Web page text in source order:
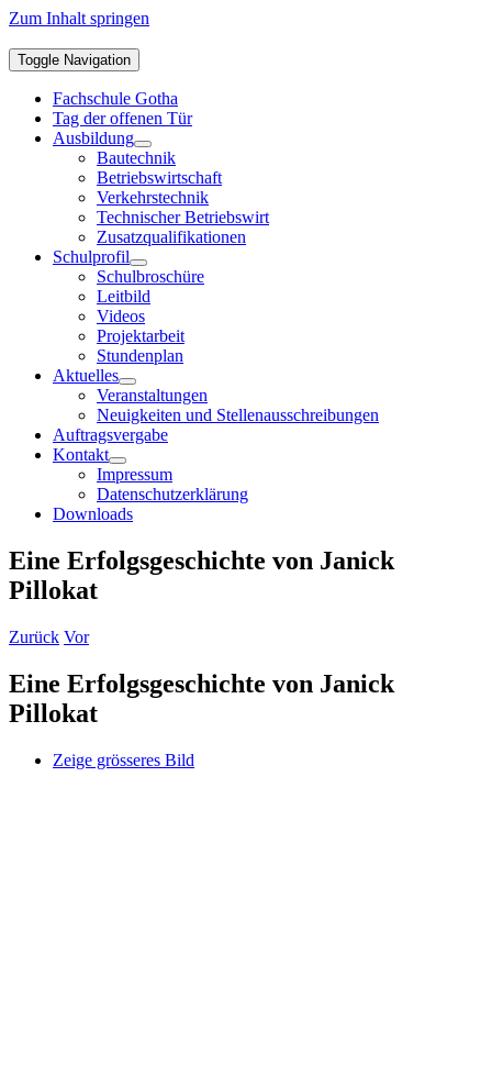
Zum Inhalt springen
Toggle Navigation
Fachschule Gotha
Tag der offenen Tür
Ausbildung
Bautechnik
Betriebswirtschaft
Verkehrstechnik
Technischer Betriebswirt
Zusatzqualifikationen
Schulprofil
Schulbroschüre
Leitbild
Videos
Projektarbeit
Stundenplan
Aktuelles
Veranstaltungen
Neuigkeiten und Stellenausschreibungen
Auftragsvergabe
Kontakt
Impressum
Datenschutzerklärung
Downloads
Eine Erfolgsgeschichte von Janick
Pillokat
Zurück Vor
Eine Erfolgsgeschichte von Janick
Pillokat
Zeige grösseres Bild